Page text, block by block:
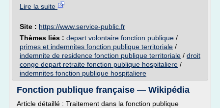
Lire la suite
Site : https://www.service-public.fr
Thèmes liés : depart volontaire fonction publique /
primes et indemnites fonction publique territoriale /
indemnite de residence fonction publique territoriale / droit
conge depart retraite fonction publique hospitaliere /
indemnites fonction publique hospitaliere
Fonction publique française — Wikipédia
Article détaillé : Traitement dans la fonction publique